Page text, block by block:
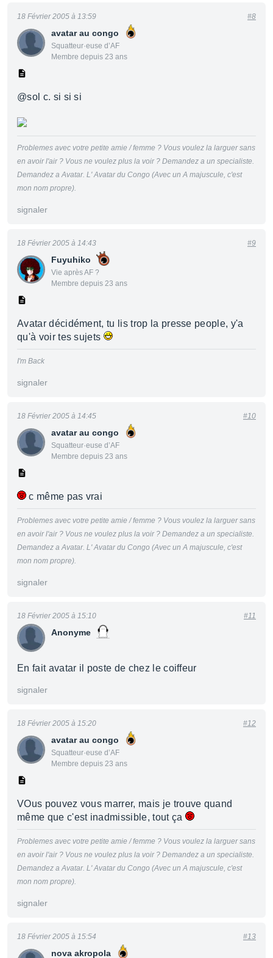
avatar au congo
Squatteur·euse d’AF
Membre depuis 23 ans
18 Février 2005 à 13:59 #8
@sol c. si si si
Problemes avec votre petite amie / femme ? Vous voulez la larguer sans
en avoir l'air ? Vous ne voulez plus la voir ? Demandez a un specialiste.
Demandez a Avatar. L' Avatar du Congo (Avec un A majuscule, c'est
mon nom propre).
signaler
Fuyuhiko
Vie après AF ?
Membre depuis 23 ans
18 Février 2005 à 14:43 #9
Avatar décidément, tu lis trop la presse people, y'a
qu'à voir tes sujets
I'm Back
signaler
avatar au congo
Squatteur·euse d’AF
Membre depuis 23 ans
18 Février 2005 à 14:45 #10
c même pas vrai
Problemes avec votre petite amie / femme ? Vous voulez la larguer sans
en avoir l'air ? Vous ne voulez plus la voir ? Demandez a un specialiste.
Demandez a Avatar. L' Avatar du Congo (Avec un A majuscule, c'est
mon nom propre).
signaler
Anonyme
18 Février 2005 à 15:10 #11
En fait avatar il poste de chez le coiffeur
signaler
avatar au congo
Squatteur·euse d’AF
Membre depuis 23 ans
18 Février 2005 à 15:20 #12
VOus pouvez vous marrer, mais je trouve quand
même que c'est inadmissible, tout ça
Problemes avec votre petite amie / femme ? Vous voulez la larguer sans
en avoir l'air ? Vous ne voulez plus la voir ? Demandez a un specialiste.
Demandez a Avatar. L' Avatar du Congo (Avec un A majuscule, c'est
mon nom propre).
signaler
nova akropola
18 Février 2005 à 15:54 #13